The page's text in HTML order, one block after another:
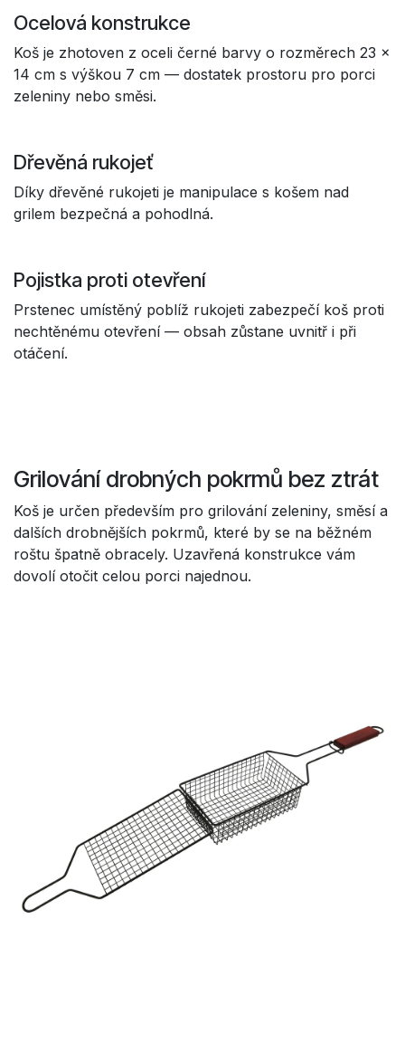
Ocelová konstrukce
Koš je zhotoven z oceli černé barvy o rozměrech 23 ×
14 cm s výškou 7 cm — dostatek prostoru pro porci
zeleniny nebo směsi.
Dřevěná rukojeť
Díky dřevěné rukojeti je manipulace s košem nad
grilem bezpečná a pohodlná.
Pojistka proti otevření
Prstenec umístěný poblíž rukojeti zabezpečí koš proti
nechtěnému otevření — obsah zůstane uvnitř i při
otáčení.
Grilování drobných pokrmů bez ztrát
Koš je určen především pro grilování zeleniny, směsí a
dalších drobnějších pokrmů, které by se na běžném
roštu špatně obracely. Uzavřená konstrukce vám
dovolí otočit celou porci najednou.